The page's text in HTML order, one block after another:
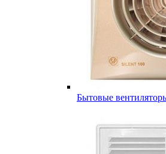
Бытовые